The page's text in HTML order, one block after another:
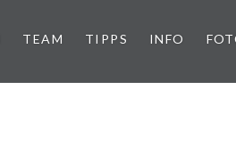
TEAM TIPPS INFO